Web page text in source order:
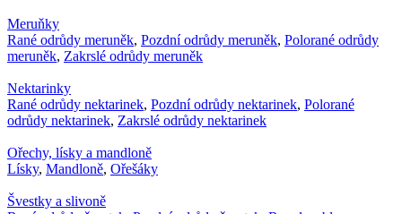
Meruňky
Rané odrůdy meruněk, Pozdní odrůdy meruněk, Polorané odrůdy
meruněk, Zakrslé odrůdy meruněk
Nektarinky
Rané odrůdy nektarinek, Pozdní odrůdy nektarinek, Polorané
odrůdy nektarinek, Zakrslé odrůdy nektarinek
Ořechy, lísky a mandloně
Lísky, Mandloně, Ořešáky
Švestky a slivoně